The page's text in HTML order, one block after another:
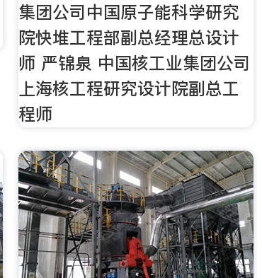
集团公司中国原子能科学研究
院快堆工程部副总经理总设计
师 严锦泉 中国核工业集团公司
上海核工程研究设计院副总工
程师